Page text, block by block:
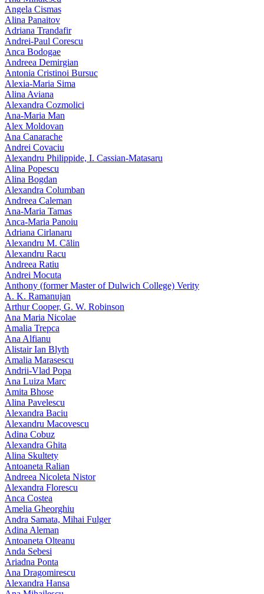
Angela Cismas
Alina Panaitov
Adriana Trandafir
Andrei-Paul Corescu
Anca Bodogae
Andreea Demirgian
Antonia Cristinoi Bursuc
Alexia-Maria Sima
Alina Aviana
Alexandra Cozmolici
Ana-Maria Man
Alex Moldovan
Ana Canarache
Andrei Covaciu
Alexandru Philippide, I. Cassian‑Matasaru
Alina Popescu
Alina Bogdan
Alexandra Columban
Andreea Caleman
Ana-Maria Tamas
Anca-Maria Panoiu
Adriana Cirlanaru
Alexandru M. Călin
Alexandru Racu
Andreea Ratiu
Andrei Mocuta
Anthony (former Master of Dulwich College) Verity
A. K. Ramanujan
Arthur Cooper, G. W. Robinson
Ana Maria Nicolae
Amalia Trepca
Ana Alfianu
Alistair Ian Blyth
Amalia Marasescu
Andrii-Vlad Popa
Ana Luiza Marc
Amita Bhose
Alina Pavelescu
Alexandra Baciu
Alexandru Macovescu
Adina Cobuz
Alexandra Ghita
Alina Skultety
Antoaneta Ralian
Andreea Nicoleta Nistor
Alexandra Florescu
Anca Costea
Amelia Gheorghiu
Andra Samata, Mihai Fulger
Adina Aleman
Antoaneta Olteanu
Anda Sebesi
Ariadna Ponta
Ana Dragomirescu
Alexandra Hansa